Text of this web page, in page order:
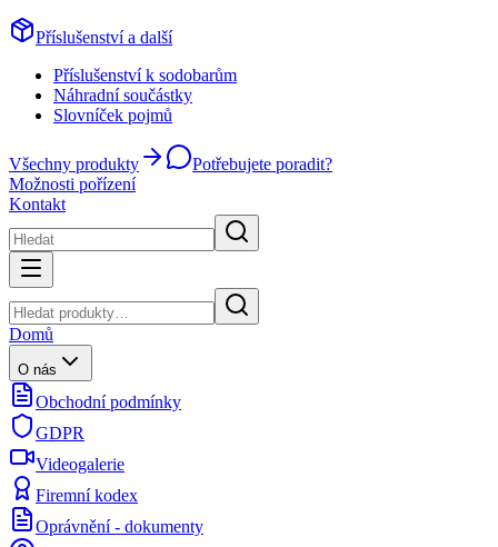
Příslušenství a další
Příslušenství k sodobarům
Náhradní součástky
Slovníček pojmů
Všechny produkty
Potřebujete poradit?
Možnosti pořízení
Kontakt
Domů
O nás
Obchodní podmínky
GDPR
Videogalerie
Firemní kodex
Oprávnění - dokumenty